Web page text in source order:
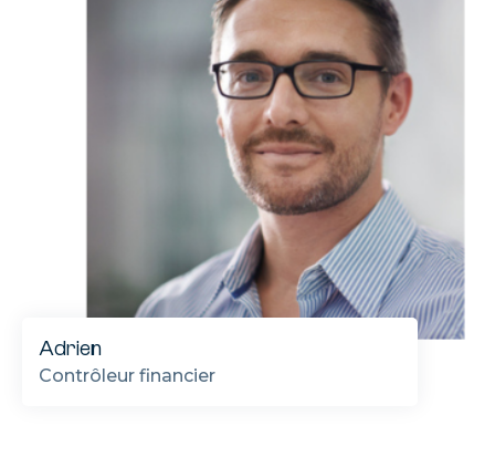
Adrien
Contrôleur financier